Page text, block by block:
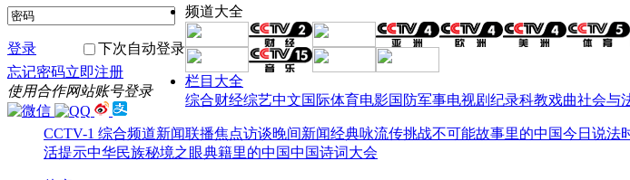
登录
下次自动登录
忘记密码立即注册
使用合作网站账号登录
频道大全
栏目大全
综合财经综艺中文国际体育电影国防军事电视剧纪录科教戏曲社会与
CCTV-1 综合频道新闻联播焦点访谈晚间新闻经典咏流传挑战不可能故事里的中国今日说法
活提示中华民族秘境之眼典籍里的中国中国诗词大会